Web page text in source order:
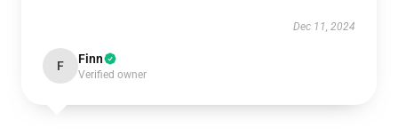
Dec 11, 2024
F Finn
Verified owner